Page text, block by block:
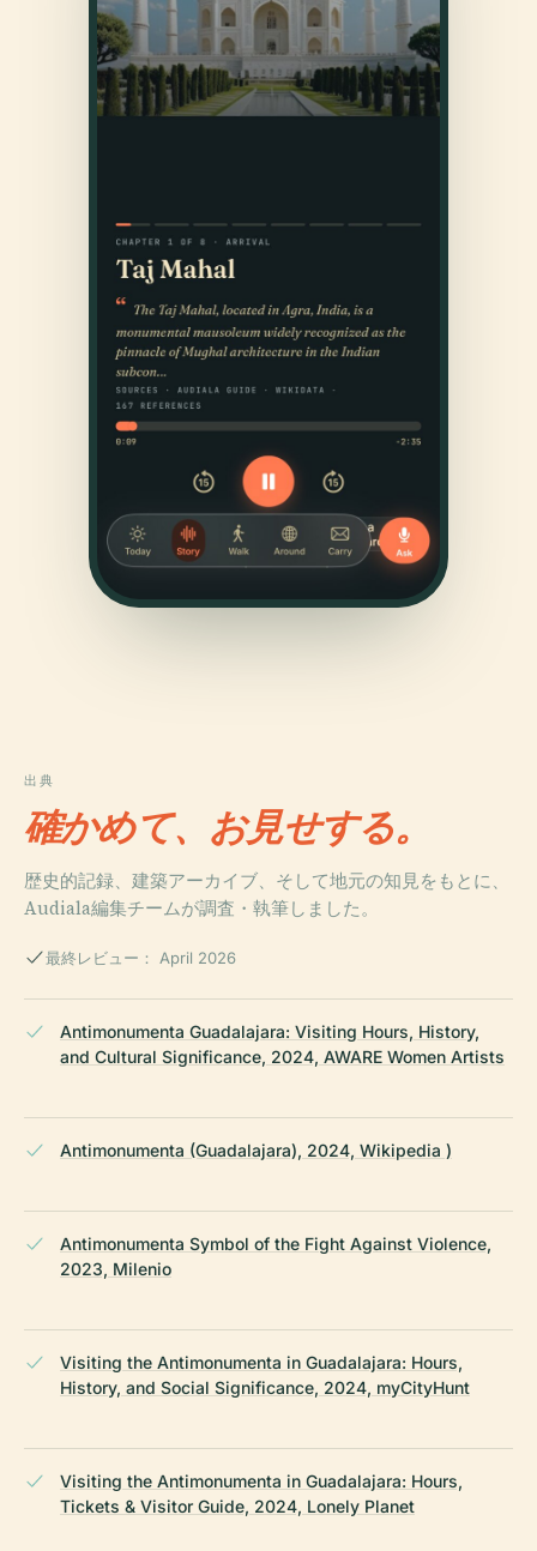
出典
確かめて、お見せする。
歴史的記録、建築アーカイブ、そして地元の知見をもとに、
Audiala編集チームが調査・執筆しました。
最終レビュー： April 2026
Antimonumenta Guadalajara: Visiting Hours, History,
and Cultural Significance, 2024, AWARE Women Artists
Antimonumenta (Guadalajara), 2024, Wikipedia )
Antimonumenta Symbol of the Fight Against Violence,
2023, Milenio
Visiting the Antimonumenta in Guadalajara: Hours,
History, and Social Significance, 2024, myCityHunt
Visiting the Antimonumenta in Guadalajara: Hours,
Tickets & Visitor Guide, 2024, Lonely Planet